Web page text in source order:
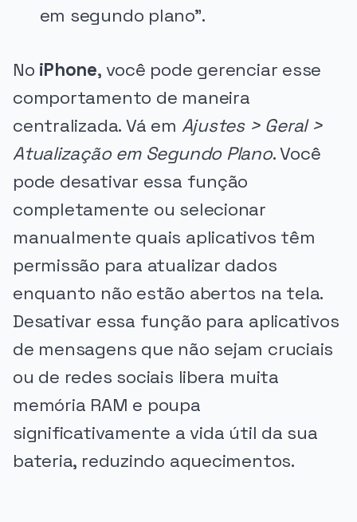
em segundo plano".
No iPhone, você pode gerenciar esse
comportamento de maneira
centralizada. Vá em Ajustes > Geral >
Atualização em Segundo Plano. Você
pode desativar essa função
completamente ou selecionar
manualmente quais aplicativos têm
permissão para atualizar dados
enquanto não estão abertos na tela.
Desativar essa função para aplicativos
de mensagens que não sejam cruciais
ou de redes sociais libera muita
memória RAM e poupa
significativamente a vida útil da sua
bateria, reduzindo aquecimentos.